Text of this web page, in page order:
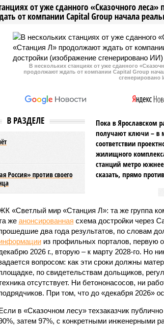
от уже сданного «Сказочного
от компании Capital Group начала
В нескольких станциях от уже сданного
продолжают ждать от компании Capital Group
сгенерировано
В РАЗДЕЛЕ
Россия» против своего
Пока в Ярославском
получают ключи – в
соответствии
жилищного
станций метро
сказать, прямо
«Светлый мир «Станция Л»: та же группа
же анонсированная схема достройки через
два года результатов, по словам
из профильных порталов, первую
2026 г., вторую – к марту 2028-го. Но
вопросом: как эти сроки должны
по свидетельствам дольщиков,
отсутствует. Ни бетононасосов, ни
При том, что до «декабря 2026»
в «Сказочном лесу» техзаказчик
затем 97%, с конкретными инженерными